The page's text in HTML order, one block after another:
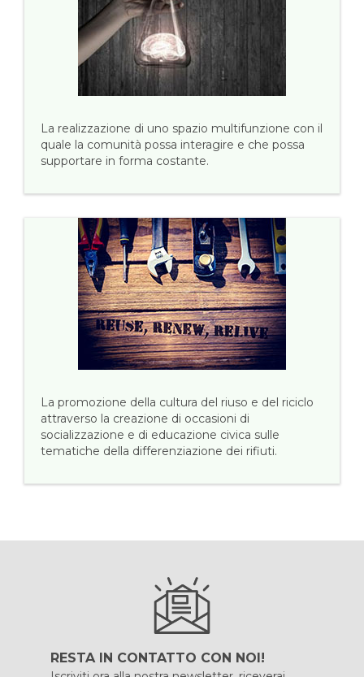
La realizzazione di uno spazio multifunzione con il
quale la comunità possa interagire e che possa
supportare in forma costante.
La promozione della cultura del riuso e del riciclo
attraverso la creazione di occasioni di
socializzazione e di educazione civica sulle
tematiche della differenziazione dei rifiuti.
RESTA IN CONTATTO CON NOI!